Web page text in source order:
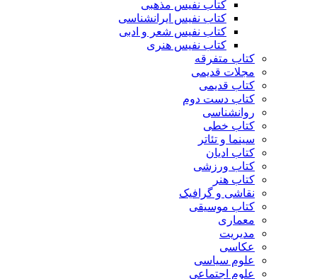
کتاب نفیس مذهبی
کتاب نفیس ایرانشناسی
کتاب نفیس شعر و ادبی
کتاب نفیس هنری
کتاب متفرقه
مجلات قدیمی
کتاب قدیمی
کتاب دست دوم
روانشناسی
کتاب خطی
سینما و تئاتر
کتاب ادیان
کتاب ورزشی
کتاب هنر
نقاشی و گرافیک
کتاب موسیقی
معماری
مدیریت
عکاسی
علوم سیاسی
علوم اجتماعی